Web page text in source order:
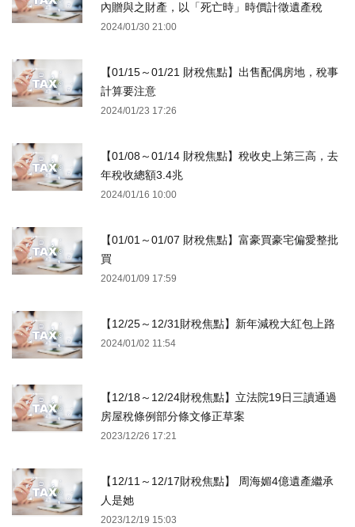
內贈與之財產，以「死亡時」時價計徵遺產稅
2024/01/30 21:00
【01/15～01/21 財稅焦點】出售配偶房地，稅事
計算要注意
2024/01/23 17:26
【01/08～01/14 財稅焦點】稅收史上第三高，去
年稅收總額3.4兆
2024/01/16 10:00
【01/01～01/07 財稅焦點】富豪買豪宅偏愛整批
買
2024/01/09 17:59
【12/25～12/31財稅焦點】新年減稅大紅包上路
2024/01/02 11:54
【12/18～12/24財稅焦點】立法院19日三讀通過
房屋稅條例部分條文修正草案
2023/12/26 17:21
【12/11～12/17財稅焦點】 周海媚4億遺產繼承
人是她
2023/12/19 15:03